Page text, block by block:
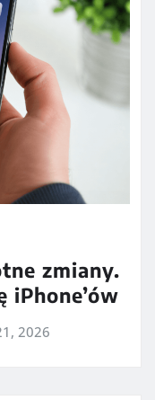
zmiany.
iPhone’ów
2026